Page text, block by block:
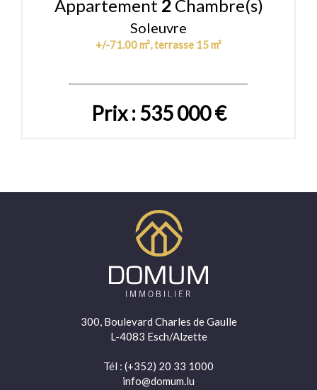
Appartement 2Chambre(s)
Soleuvre
+/-71.00 m², terrasse 15 m²
Prix : 535 000 €
300, Boulevard Charles de Gaulle
L-4083 Esch/Alzette
Tél : (+352) 20 33 1000
info@domum.lu